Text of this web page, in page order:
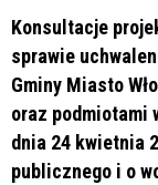
Konsultacje
sprawie
Gminy Miasto
oraz podmiotami
dnia 24 kwietnia
publicznego i o